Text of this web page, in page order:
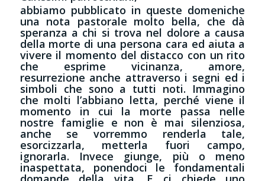
abbiamo pubblicato in queste domeniche
una nota pastorale molto bella, che dà
speranza a chi si trova nel dolore a causa
della morte di una persona cara ed aiuta a
vivere il momento del distacco con un rito
che esprime vicinanza, amore,
resurrezione anche attraverso i segni ed i
simboli che sono a tutti noti. Immagino
che molti l’abbiano letta, perché viene il
momento in cui la morte passa nelle
nostre famiglie e non è mai silenziosa,
anche se vorremmo renderla tale,
esorcizzarla, metterla fuori campo,
ignorarla. Invece giunge, più o meno
inaspettata, ponendoci le fondamentali